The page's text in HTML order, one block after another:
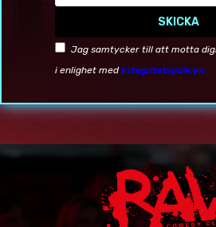
SKICKA
Jag samtycker till att motta
i enlighet medIntegritetspolicyn.